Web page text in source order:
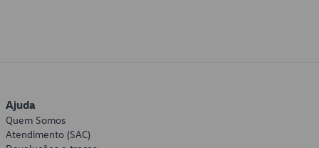
Ajuda
Quem Somos
Atendimento (SAC)